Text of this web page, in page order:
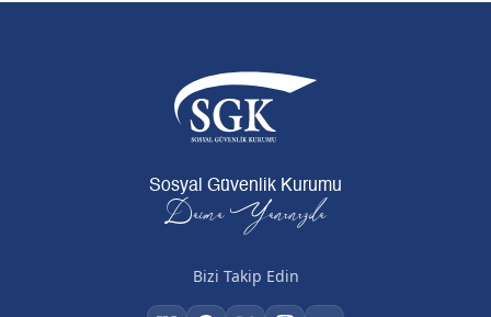
Sosyal Güvenlik Kurumu
Daima Yanınızda
Bizi Takip Edin